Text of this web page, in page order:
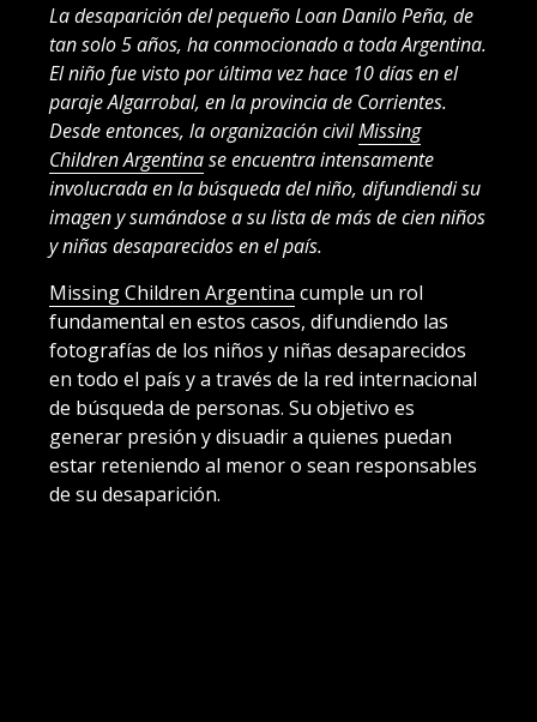
La desaparición del pequeño Loan Danilo Peña, de
tan solo 5 años, ha conmocionado a toda Argentina.
El niño fue visto por última vez hace 10 días en el
paraje Algarrobal, en la provincia de Corrientes.
Desde entonces, la organización civilMissing
Children Argentinase encuentra intensamente
involucrada en la búsqueda del niño, difundiendi su
imagen y sumándose a su lista de más de cien niños
y niñas desaparecidos en el país.
Missing Children Argentina cumple un rol
fundamental en estos casos, difundiendo las
fotografías de los niños y niñas desaparecidos
en todo el país y a través de la red internacional
de búsqueda de personas. Su objetivo es
generar presión y disuadir a quienes puedan
estar reteniendo al menor o sean responsables
de su desaparición.